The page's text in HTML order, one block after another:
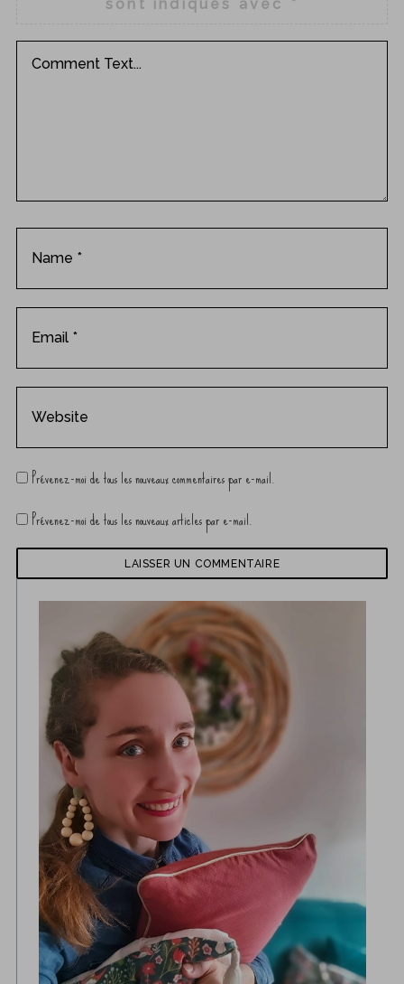
n
t
sont indiqués avec
*
Prévenez-moi de tous les nouveaux commentaires par e-mail.
Prévenez-moi de tous les nouveaux articles par e-mail.